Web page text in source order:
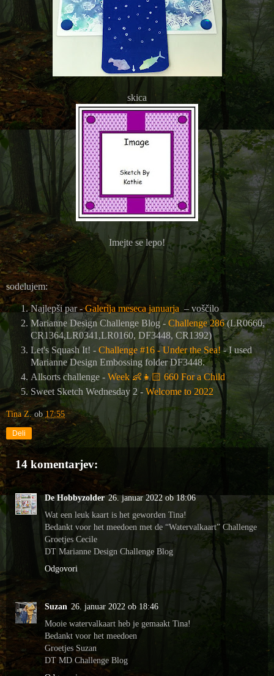
skica
Imejte se lepo!
sodelujem:
Najlepši par -Galerija meseca januarja – voščilo
Marianne Design Challenge Blog - Challenge 286(LR0660,
CR1364,LR0341,LR0160, DF3448, CR1392)
Let's Squash It! - Challenge #16 - Under the Sea!- I used
Marianne Design Embossing folder DF3448.
Allsorts challenge - Week👶👧🏻 660 For a Child
Sweet Sketch Wednesday 2 - Welcome to 2022
Tina Z. ob 17:55
Deli
14 komentarjev:
De Hobbyzolder 26. januar 2022 ob 18:06
Wat een leuk kaart is het geworden Tina!
Bedankt voor het meedoen met de “Watervalkaart” Challenge
Groetjes Cecile
DT Marianne Design Challenge Blog
Odgovori
Suzan 26. januar 2022 ob 18:46
Mooie watervalkaart heb je gemaakt Tina!
Bedankt voor het meedoen
Groetjes Suzan
DT MD Challenge Blog